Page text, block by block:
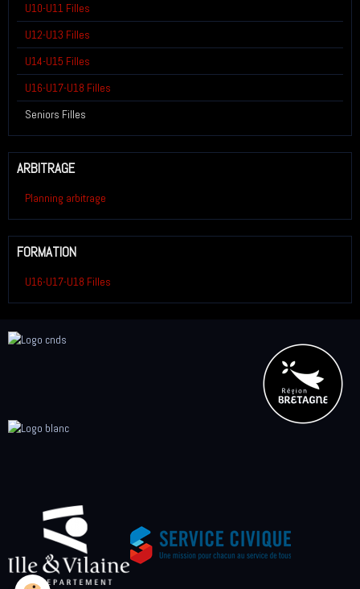
U10-U11 Filles
U12-U13 Filles
U14-U15 Filles
U16-U17-U18 Filles
Seniors Filles
ARBITRAGE
Planning arbitrage
FORMATION
U16-U17-U18 Filles